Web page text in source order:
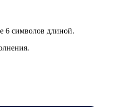
6 символов длиной.